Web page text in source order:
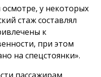
у некоторых
стаж составлял
к
при этом
на спецстоянки».